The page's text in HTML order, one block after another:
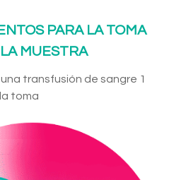
PARA LA TOMA
LA MUESTRA
transfusión de sangre 1
toma